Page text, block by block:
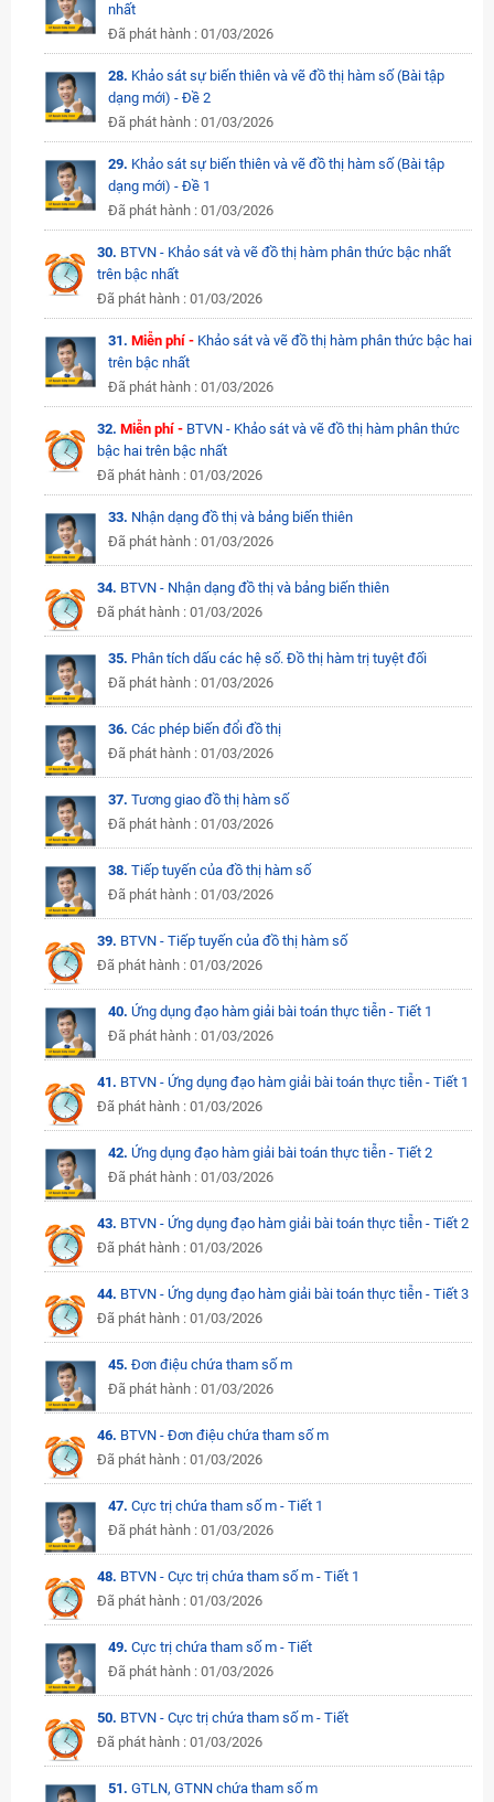
nhất
Đã phát hành : 01/03/2026
28. Khảo sát sự biến thiên và vẽ đồ thị hàm số (Bài tập
dạng mới) - Đề 2
Đã phát hành : 01/03/2026
29. Khảo sát sự biến thiên và vẽ đồ thị hàm số (Bài tập
dạng mới) - Đề 1
Đã phát hành : 01/03/2026
30. BTVN - Khảo sát và vẽ đồ thị hàm phân thức bậc nhất
trên bậc nhất
Đã phát hành : 01/03/2026
31. Miễn phí - Khảo sát và vẽ đồ thị hàm phân thức bậc hai
trên bậc nhất
Đã phát hành : 01/03/2026
32.Miễn phí - BTVN - Khảo sát và vẽ đồ thị hàm phân thức
bậc hai trên bậc nhất
Đã phát hành : 01/03/2026
33. Nhận dạng đồ thị và bảng biến thiên
Đã phát hành : 01/03/2026
34. BTVN - Nhận dạng đồ thị và bảng biến thiên
Đã phát hành : 01/03/2026
35. Phân tích dấu các hệ số. Đồ thị hàm trị tuyệt đối
Đã phát hành : 01/03/2026
36. Các phép biến đổi đồ thị
Đã phát hành : 01/03/2026
37. Tương giao đồ thị hàm số
Đã phát hành : 01/03/2026
38. Tiếp tuyến của đồ thị hàm số
Đã phát hành : 01/03/2026
39. BTVN - Tiếp tuyến của đồ thị hàm số
Đã phát hành : 01/03/2026
40. Ứng dụng đạo hàm giải bài toán thực tiễn - Tiết 1
Đã phát hành : 01/03/2026
41. BTVN - Ứng dụng đạo hàm giải bài toán thực tiễn - Tiết 1
Đã phát hành : 01/03/2026
42. Ứng dụng đạo hàm giải bài toán thực tiễn - Tiết 2
Đã phát hành : 01/03/2026
43. BTVN - Ứng dụng đạo hàm giải bài toán thực tiễn - Tiết 2
Đã phát hành : 01/03/2026
44. BTVN - Ứng dụng đạo hàm giải bài toán thực tiễn - Tiết 3
Đã phát hành : 01/03/2026
45. Đơn điệu chứa tham số m
Đã phát hành : 01/03/2026
46. BTVN - Đơn điệu chứa tham số m
Đã phát hành : 01/03/2026
47. Cực trị chứa tham số m - Tiết 1
Đã phát hành : 01/03/2026
48. BTVN - Cực trị chứa tham số m - Tiết 1
Đã phát hành : 01/03/2026
49. Cực trị chứa tham số m - Tiết
Đã phát hành : 01/03/2026
50. BTVN - Cực trị chứa tham số m - Tiết
Đã phát hành : 01/03/2026
51. GTLN, GTNN chứa tham số m